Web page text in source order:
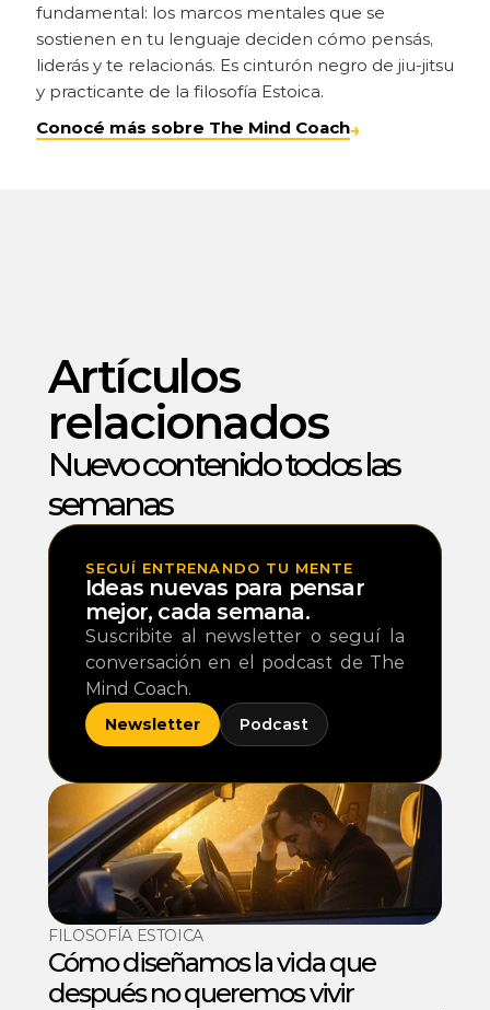
fundamental: los marcos mentales que se
sostienen en tu lenguaje deciden cómo pensás,
liderás y te relacionás. Es cinturón negro de jiu-jitsu
y practicante de la filosofía Estoica.
Conocé más sobre The Mind Coach→
Artículos
relacionados
Nuevo contenido todos las
semanas
SEGUÍ ENTRENANDO TU MENTE
Ideas nuevas para pensar
mejor, cada semana.
Suscribite al newsletter o seguí la
conversación en el podcast de The
Mind Coach.
Newsletter Podcast
FILOSOFÍA ESTOICA
Cómo diseñamos la vida que
después no queremos vivir